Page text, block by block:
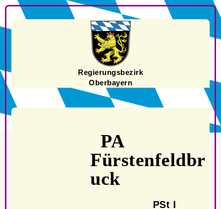
Regierungsbezirk
Oberbayern
PA
Fürstenfeldbr
uck
PSt I